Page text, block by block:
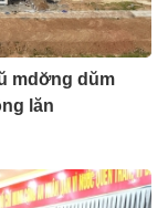
mdơ̆ng dŭm
lăn